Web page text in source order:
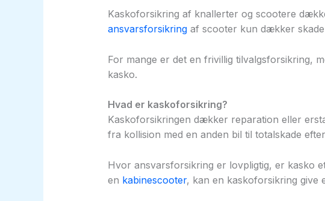
Kaskoforsikring af knallerter og scootere
ansvarsforsikring af scooter kun dækker
For mange er det en frivillig tilvalgsforsikring,
kasko.
Hvad er kaskoforsikring?
Kaskoforsikringen dækker reparation eller
fra kollision med en anden bil til totalskade
Hvor ansvarsforsikring er lovpligtig, er kasko
en kabinescooter, kan en kaskoforsikring give